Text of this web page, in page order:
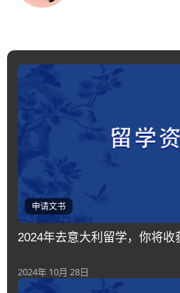
申请文书
2024年去意大利留学，你将收
2024年 10月 28日